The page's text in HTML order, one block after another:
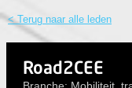
< Terug naar alle leden
Road2CEE